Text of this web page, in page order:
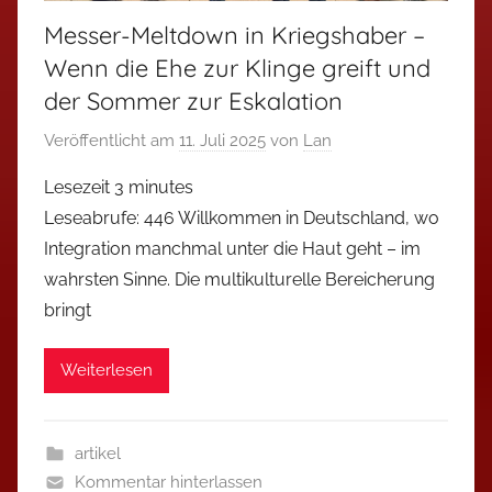
Messer-Meltdown in Kriegshaber –
Wenn die Ehe zur Klinge greift und
der Sommer zur Eskalation
Veröffentlicht am 11. Juli 2025 von Lan
Lesezeit 3 minutes
Leseabrufe: 446 Willkommen in Deutschland, wo
Integration manchmal unter die Haut geht – im
wahrsten Sinne. Die multikulturelle Bereicherung
bringt
Weiterlesen
artikel
Kommentar hinterlassen